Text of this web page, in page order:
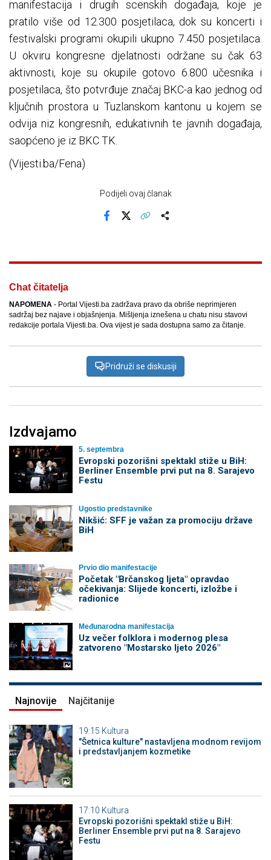
manifestacija i drugih scenskih događaja, koje je
pratilo više od 12.300 posjetilaca, dok su koncerti i
festivalski programi okupili ukupno 7.450 posjetilaca.
U okviru kongresne djelatnosti održane su čak 63
aktivnosti, koje su okupile gotovo 6.800 učesnika i
posjetilaca, što potvrđuje značaj BKC-a kao jednog od
ključnih prostora u Tuzlanskom kantonu u kojem se
odvija niz kongresnih, edukativnih te javnih događaja,
saopćeno je iz BKC TK.
(Vijesti.ba/Fena)
Podijeli ovaj članak
Chat čitatelja
NAPOMENA - Portal Vijesti.ba zadržava pravo da obriše neprimjeren
sadržaj bez najave i objašnjenja. Mišljenja iznešena u chatu nisu stavovi
redakcije portala Vijesti.ba. Ova vijest je sada dostupna samo za čitanje.
Pridruži se diskusiji
Izdvajamo
5. septembra
Evropski pozorišni spektakl stiže u BiH:
Berliner Ensemble prvi put na 8. Sarajevo
Festu
Ugostio predstavnike
Nikšić: SFF je važan za promociju države
BiH
Prvio dio manifestacije
Početak "Brčanskog ljeta" opravdao
očekivanja: Slijede koncerti, izložbe i
radionice
Međunarodna manifestacija
Uz večer folklora i modernog plesa
zatvoreno "Mostarsko ljeto 2026"
Najnovije Najčitanije
19:15 Kultura
"Šetnica kulture" nastavljena modnom revijom
i predstavljanjem kozmetike
17:10 Kultura
Evropski pozorišni spektakl stiže u BiH:
Berliner Ensemble prvi put na 8. Sarajevo
Festu